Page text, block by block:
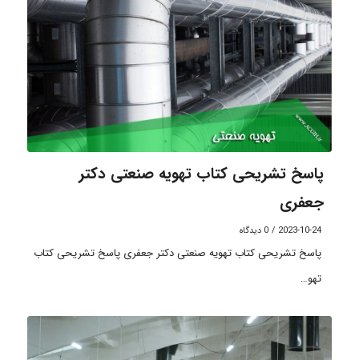
پاسخ تشریحی کتاب تهویه صنعتی دکتر
جعفری
2023-10-24
/ 0 دیدگاه
پاسخ تشریحی کتاب تهویه صنعتی دکتر جعفری پاسخ تشریحی کتاب
تهو…